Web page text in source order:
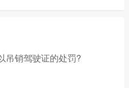
吊销驾驶证的处罚?